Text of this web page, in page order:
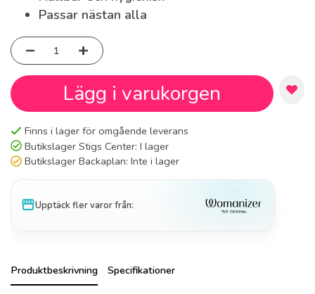
Passar nästan alla
Lägg i varukorgen
Finns i lager för omgående leverans
Butikslager Stigs Center: I lager
Butikslager Backaplan: Inte i lager
storefrontUpptäck fler varor från:
Produktbeskrivning Specifikationer